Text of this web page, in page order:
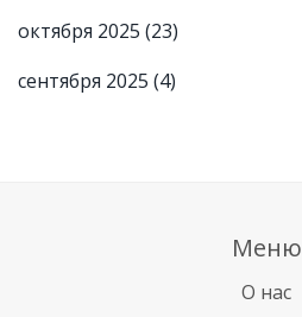
октября 2025 (23)
сентября 2025 (4)
Меню
О нас